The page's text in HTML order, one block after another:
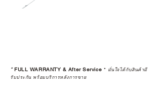
*FULL WARRANTY & After Service * มั่นใจได้กับสินค้ามี
รับประกัน พร้อมบริการหลังการขาย